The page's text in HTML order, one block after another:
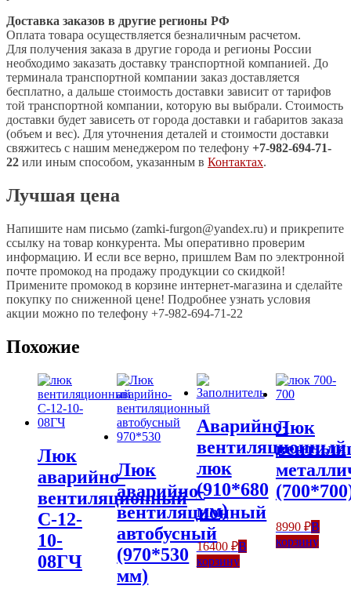
Доставка заказов в другие регионы РФ
Оплата товара осуществляется безналичным расчетом.
Для получения заказа в другие города и регионы России
необходимо заказать доставку транспортной компанией. До
терминала транспортной компании заказ доставляется
бесплатно, а дальше стоимость доставки зависит от тарифов
той транспортной компании, которую вы выбрали. Стоимость
доставки будет зависеть от города доставки и габаритов заказа
(объем и вес). Для уточнения деталей и стоимости доставки
свяжитесь с нашим менеджером по телефону +7-982-694-71-
22 или иным способом, указанным в Контактах.
Лучшая цена
Напишите нам письмо (zamki-furgon@yandex.ru) и прикрепите
ссылку на товар конкурента. Мы оперативно проверим
информацию. И если все верно, пришлем Вам по электронной
почте промокод на продажу продукции со скидкой!
Примените промокод в корзине интернет-магазина и сделайте
покупку по сниженной цене! Подробнее узнать условия
акции можно по телефону +7-982-694-71-22
Похожие
Люк
аварийно-
вентиляционный
С-12-
10-
08ГЧ
Люк
аварийно-
вентиляционный
автобусный
(970*530
мм)
Аварийно-
вентиляционный
люк
(910*680
мм)
16400 ₽В
корзину
Люк
8990 ₽В
корзину